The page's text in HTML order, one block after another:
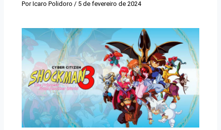
PorIcaro Polidoro/ 5 de fevereiro de 2024